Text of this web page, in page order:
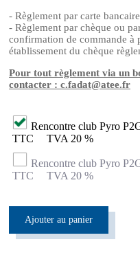
- Règlement par carte
- Règlement par chèque ou
confirmation de commande à
établissement du chèque
Pour tout règlement via un
contacter : c.fadat@atee.fr
Rencontre club Pyro
TTC
TVA 20 %
Rencontre club Pyro
TTC
TVA 20 %